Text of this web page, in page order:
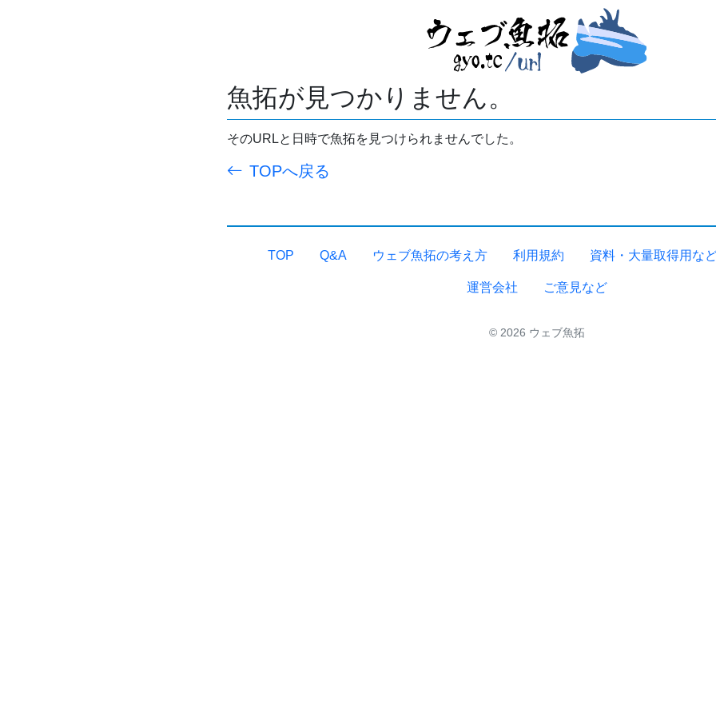
魚拓が見つかりません。
そのURLと日時で魚拓を見つけられませんでした。
TOPへ戻る
TOP Q&A ウェブ魚拓の考え方 利用規約 資料・大量取得用な
運営会社 ご意見など
© 2026 ウェブ魚拓